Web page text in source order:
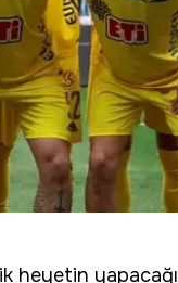
heyetin yapacağı